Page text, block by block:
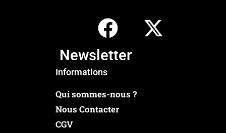
Newsletter
Informations
Qui sommes-nous ?
Nous Contacter
CGV